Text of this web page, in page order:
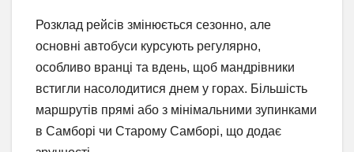
Розклад рейсів змінюється сезонно, але
основні автобуси курсують регулярно,
особливо вранці та вдень, щоб мандрівники
встигли насолодитися днем у горах. Більшість
маршрутів прямі або з мінімальними зупинками
в Самборі чи Старому Самборі, що додає